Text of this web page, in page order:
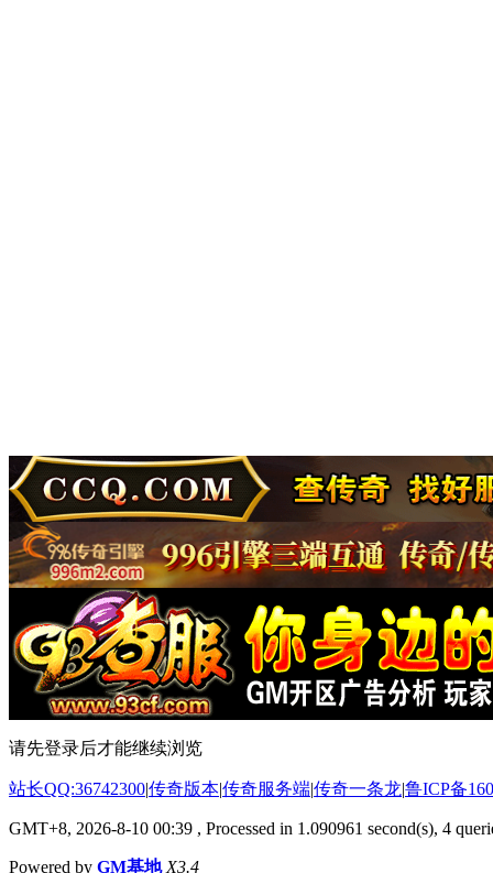
请先登录后才能继续浏览
站长QQ:36742300|传奇版本|传奇服务端|传奇一条龙|鲁ICP备
GMT+8, 2026-8-10 00:39 , Processed in 1.090961 second(s), 4
Powered by GM基地 X3.4